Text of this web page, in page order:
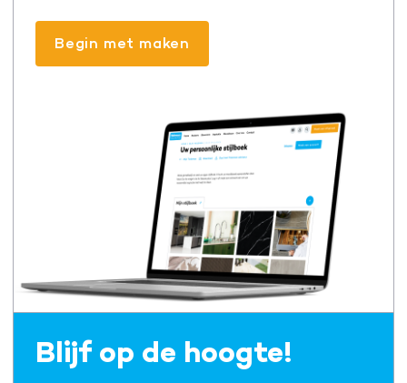
Begin met maken
Blijf op de hoogte!